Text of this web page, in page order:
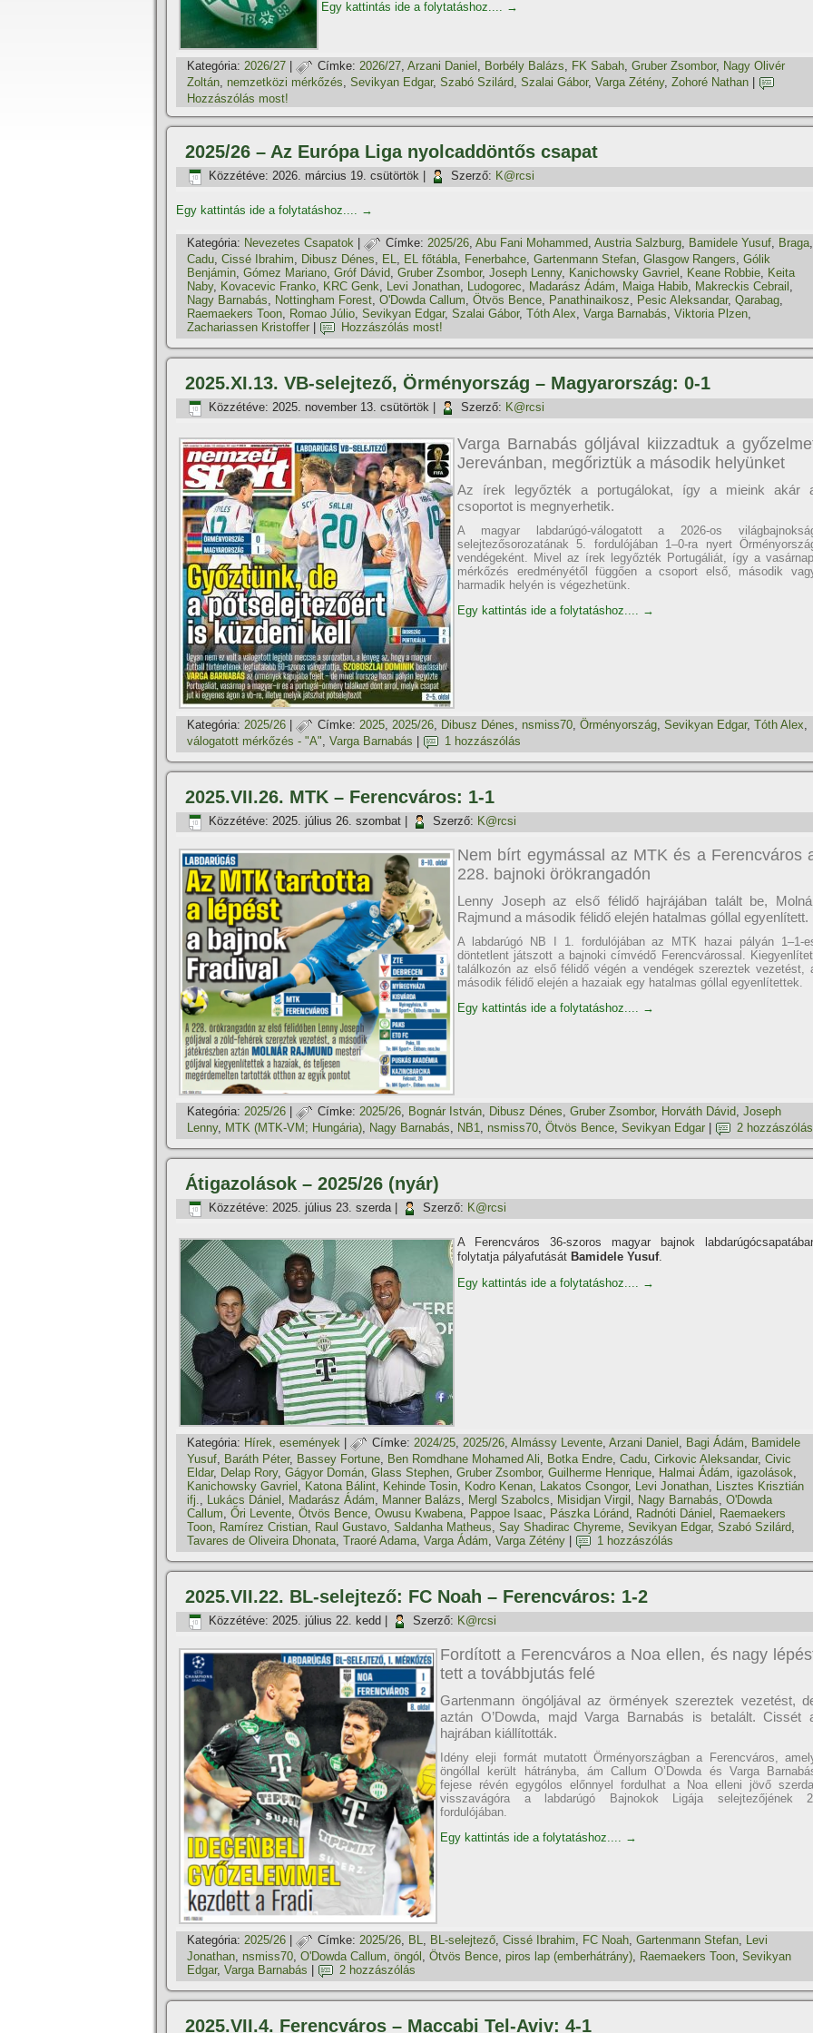
Egy kattintás ide a folytatáshoz.... →
Kategória: 2026/27 Címke: 2026/27, Arzani Daniel , Borbély Balázs, FK Sabah, Gruber Zsombor, Nagy Olivér
Zoltán, nemzetközi mérkőzés, Sevikyan Edgar, Szabó Szilárd, Szalai Gábor, Varga Zétény, Zohoré Nathan
Hozzászólás most!
2025/26 – Az Európa Liga nyolcaddöntős csapat
Közzétéve: 2026. március 19. csütörtök Szerző: K@rcsi
Egy kattintás ide a folytatáshoz.... →
Kategória: Nevezetes Csapatok Címke: 2025/26, Abu Fani Mohammed, Austria Salzburg, Bamidele Yusuf, Braga,
Cadu, Cissé Ibrahim, Dibusz Dénes, EL, EL főtábla, Fenerbahce, Gartenmann Stefan, Glasgow Rangers, Gólik
Benjámin, Gómez Mariano, Gróf Dávid, Gruber Zsombor, Joseph Lenny, Kanichowsky Gavriel , Keane Robbie, Keita
Naby, Kovacevic Franko, KRC Genk, Levi Jonathan, Ludogorec, Madarász Ádám, Maiga Habib, Makreckis Cebrail ,
Nagy Barnabás, Nottingham Forest, O'Dowda Callum, Ötvös Bence, Panathinaikosz, Pesic Aleksandar, Qarabag,
Raemaekers Toon, Romao Júlio, Sevikyan Edgar, Szalai Gábor, Tóth Alex, Varga Barnabás, Viktoria Plzen,
Zachariassen Kristoffer
Hozzászólás most!
2025.XI.13. VB-selejtező, Örményország – Magyarország: 0-1
Közzétéve: 2025. november 13. csütörtök Szerző: K@rcsi
Varga Barnabás góljával kiizzadtuk a
Jerevánban, megőriztük a második helyünket
Az írek legyőzték a portugálokat, így a mieink akár
csoportot is megnyerhetik.
A magyar labdarúgó-válogatott a 2026-os
selejtezősorozatának 5. fordulójában 1–0-ra nyert
vendégeként. Mivel az írek legyőzték Portugáliát, így a
mérkőzés eredményétől függően a csoport első, második
harmadik helyén is végezhetünk.
Egy kattintás ide a folytatáshoz.... →
Kategória: 2025/26 Címke: 2025, 2025/26, Dibusz Dénes, nsmiss70, Örményország, Sevikyan Edgar, Tóth Alex,
válogatott mérkőzés - "A", Varga Barnabás 1 hozzászólás
2025.VII.26. MTK – Ferencváros: 1-1
Közzétéve: 2025. július 26. szombat Szerző: K@rcsi
Nem bírt egymással az MTK és a Ferencváros
228. bajnoki örökrangadón
Lenny Joseph az első félidő hajrájában talált be,
Rajmund a második félidő elején hatalmas góllal egyenlített.
A labdarúgó NB I 1. fordulójában az MTK hazai pályán 1–1-
döntetlent játszott a bajnoki címvédő Ferencvárossal.
találkozón az első félidő végén a vendégek szereztek vezetést,
második félidő elején a hazaiak egy hatalmas góllal egyenlítettek.
Egy kattintás ide a folytatáshoz.... →
Kategória: 2025/26 Címke: 2025/26, Bognár István, Dibusz Dénes, Gruber Zsombor, Horváth Dávid, Joseph
Lenny, MTK (MTK-VM; Hungária), Nagy Barnabás, NB1, nsmiss70, Ötvös Bence, Sevikyan Edgar 2 hozzászólás
Átigazolások – 2025/26 (nyár)
Közzétéve: 2025. július 23. szerda| Szerző: K@rcsi
A Ferencváros 36-szoros magyar bajnok
folytatja pályafutását Bamidele Yusuf.
Egy kattintás ide a folytatáshoz.... →
Kategória: Hí­rek, események Címke: 2024/25, 2025/26, Almássy Levente, Arzani Daniel , Bagi Ádám, Bamidele
Yusuf, Baráth Péter, Bassey Fortune, Ben Romdhane Mohamed Ali, Botka Endre, Cadu, Cirkovic Aleksandar, Civic
Eldar, Delap Rory, Gágyor Domán, Glass Stephen, Gruber Zsombor, Guilherme Henrique, Halmai Ádám, igazolások,
Kanichowsky Gavriel , Katona Bálint, Kehinde Tosin, Kodro Kenan, Lakatos Csongor, Levi Jonathan, Lisztes Krisztián
ifj., Lukács Dániel , Madarász Ádám, Manner Balázs, Mergl Szabolcs, Misidjan Virgil , Nagy Barnabás, O'Dowda
Callum, Őri Levente, Ötvös Bence, Owusu Kwabena, Pappoe Isaac, Pászka Lóránd, Radnóti Dániel , Raemaekers
Toon, Ramí­rez Cristian, Raul Gustavo, Saldanha Matheus, Say Shadirac Chyreme, Sevikyan Edgar, Szabó Szilárd,
Tavares de Oliveira Dhonata, Traoré Adama, Varga Ádám, Varga Zétény 1 hozzászólás
2025.VII.22. BL-selejtező: FC Noah – Ferencváros: 1-2
Közzétéve: 2025. július 22. kedd Szerző: K@rcsi
Fordított a Ferencváros a Noa ellen, és nagy
tett a továbbjutás felé
Gartenmann öngóljával az örmények szereztek vezetést,
aztán O’Dowda, majd Varga Barnabás is betalált. Cissét
hajrában kiállították.
Idény eleji formát mutatott Örményországban a Ferencváros,
öngóllal került hátrányba, ám Callum O’Dowda és Varga
fejese révén egygólos előnnyel fordulhat a Noa elleni jövő
visszavágóra a labdarúgó Bajnokok Ligája selejtezőjének
fordulójában.
Egy kattintás ide a folytatáshoz.... →
Kategória: 2025/26 Címke: 2025/26, BL, BL-selejtező, Cissé Ibrahim, FC Noah, Gartenmann Stefan, Levi
Jonathan, nsmiss70, O'Dowda Callum, öngól , Ötvös Bence, piros lap (emberhátrány), Raemaekers Toon, Sevikyan
Edgar, Varga Barnabás 2 hozzászólás
2025.VII.4. Ferencváros – Maccabi Tel-Aviv: 4-1